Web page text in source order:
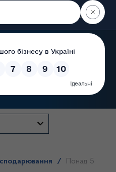
Пошук
/
Понад 5